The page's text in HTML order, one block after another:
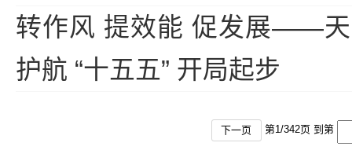
转作风 提效能 促发展——
护航 “十五五” 开局起步
下一页 第1/342页 到第